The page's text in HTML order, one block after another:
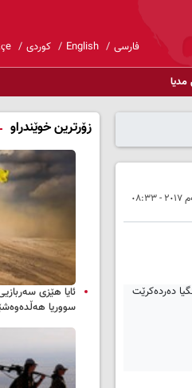
فارسی English کوردی
زۆرترین خوێندراو
ئایا هێزی
سووریا